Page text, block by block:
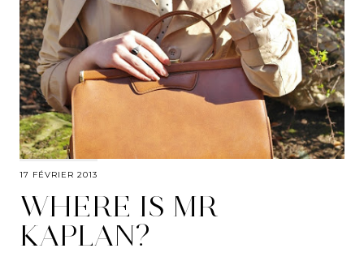
17 FÉVRIER 2013
WHERE IS MR
KAPLAN?